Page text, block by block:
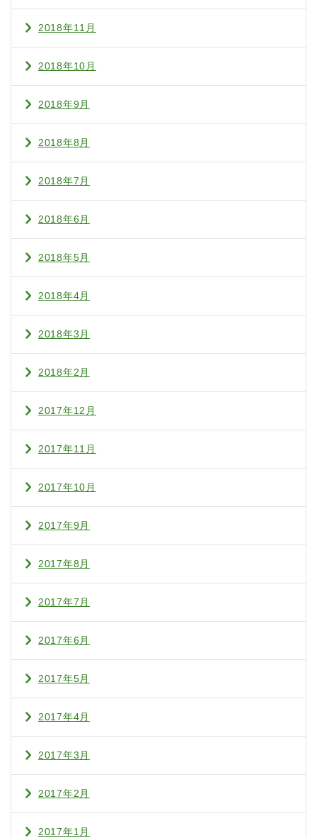
2018年11月
2018年10月
2018年9月
2018年8月
2018年7月
2018年6月
2018年5月
2018年4月
2018年3月
2018年2月
2017年12月
2017年11月
2017年10月
2017年9月
2017年8月
2017年7月
2017年6月
2017年5月
2017年4月
2017年3月
2017年2月
2017年1月